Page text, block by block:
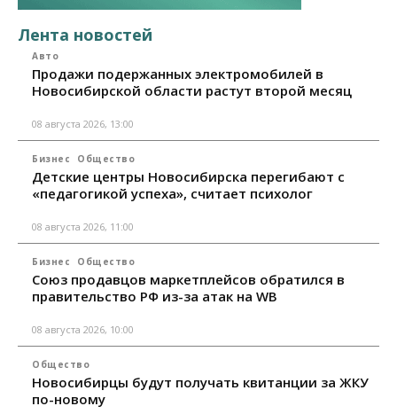
Лента новостей
Авто
Продажи подержанных электромобилей в
Новосибирской области растут второй месяц
08 августа 2026, 13:00
Бизнес Общество
Детские центры Новосибирска перегибают с
«педагогикой успеха», считает психолог
08 августа 2026, 11:00
Бизнес Общество
Союз продавцов маркетплейсов обратился в
правительство РФ из-за атак на WB
08 августа 2026, 10:00
Общество
Новосибирцы будут получать квитанции за ЖКУ
по-новому